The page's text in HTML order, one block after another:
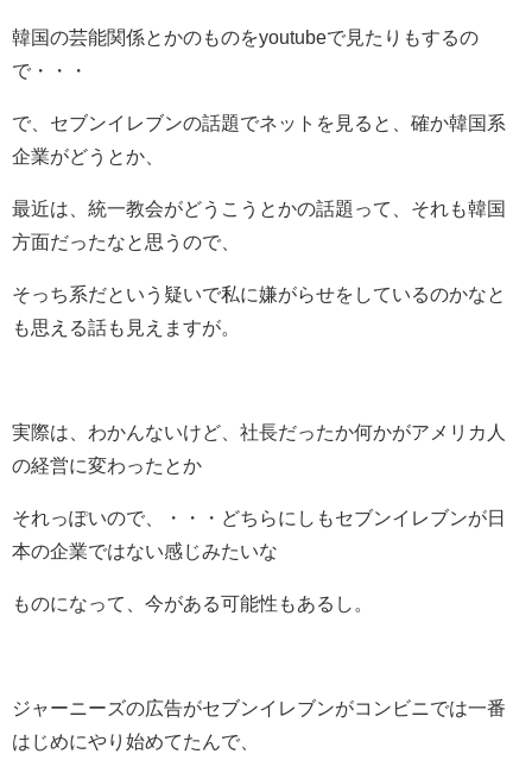
韓国の芸能関係とかのものをyoutubeで見たりもするの
で・・・
で、セブンイレブンの話題でネットを見ると、確か韓国系
企業がどうとか、
最近は、統一教会がどうこうとかの話題って、それも韓国
方面だったなと思うので、
そっち系だという疑いで私に嫌がらせをしているのかなと
も思える話も見えますが。
実際は、わかんないけど、社長だったか何かがアメリカ人
の経営に変わったとか
それっぽいので、・・・どちらにしもセブンイレブンが日
本の企業ではない感じみたいな
ものになって、今がある可能性もあるし。
ジャーニーズの広告がセブンイレブンがコンビニでは一番
はじめにやり始めてたんで、